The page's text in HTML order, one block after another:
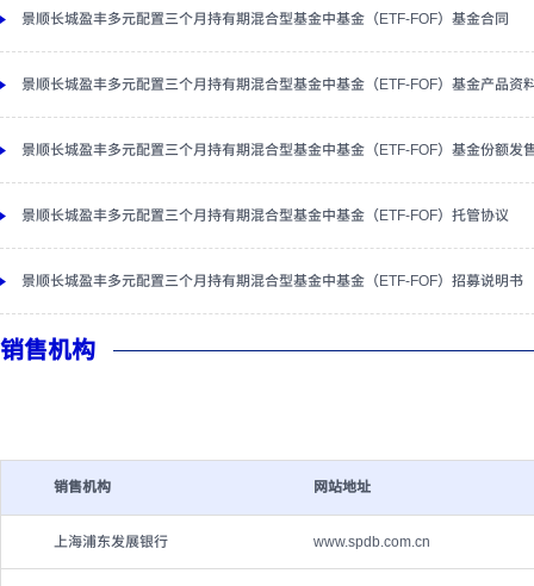
景顺长城盈丰多元配置三个月持有期混合型基金中基金（ETF-FOF）基金合同
景顺长城盈丰多元配置三个月持有期混合型基金中基金（ETF-FOF）基金产品资
景顺长城盈丰多元配置三个月持有期混合型基金中基金（ETF-FOF）基金份额发
景顺长城盈丰多元配置三个月持有期混合型基金中基金（ETF-FOF）托管协议
景顺长城盈丰多元配置三个月持有期混合型基金中基金（ETF-FOF）招募说明书
销售机构
销售机构 网站地址
上海浦东发展银行 www.spdb.com.cn